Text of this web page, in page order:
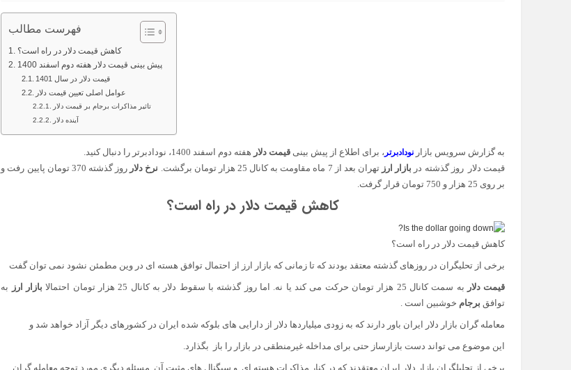
فهرست مطالب
کاهش قیمت دلار در راه است؟
پیش بینی قیمت دلار هفته دوم اسفند 1400
قیمت دلار در سال 1401
عوامل اصلی تعیین قیمت دلار
تاثیر مذاکرات برجام بر قیمت دلار
آینده دلار
به گزارش سرویس بازار نودادبرتر ، برای اطلاع از پیش بینی قیمت دلار هفته دوم اسفند 1400، نودادبرتر را دنبال کنید.
قیمت دلار روز گذشته در بازار ارز تهران بعد از 7 ماه مقاومت به کانال 25 هزار تومان برگشت. نرخ دلار
روز گذشته 370 تومان پایین رفت و
بر روی 25 هزار و 750 تومان قرار گرفت.
کاهش قیمت دلار در راه است؟
کاهش قیمت دلار در راه است؟
برخی از تحلیگران در روزهای گذشته معتقد بودند که تا زمانی که بازار ارز از احتمال توافق هسته ای در وین مطمئن نشود نمی توان گفت
قیمت دلار به سمت کانال 25 هزار تومان حرکت می کند یا نه. اما روز گذشته با سقوط دلار به کانال 25 هزار تومان احتمالا بازار ارز
به
توافق برجام خوشبین است .
معامله گران بازار دلار ایران باور دارند که به زودی میلیاردها دلار از دارایی های بلوکه شده ایران در کشورهای دیگر آزاد خواهد شد و
این موضوع می تواند دست بازارساز حتی برای مداخله غیرمنطقی در بازار را باز بگذارد.
برخی از تحلیلگران بازار دلار ایران معتقدند که در کنار مذاکرات هسته ای و سیگنال های مثبت آن مسئله دیگری مورد توجه معامله گران